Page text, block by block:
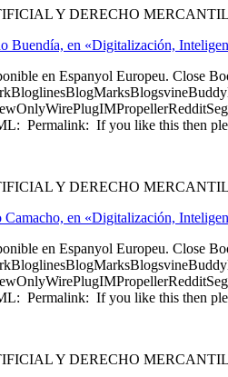
Y DERECHO MERCANTIL
Buendía, en «Digitalización,
en Espanyol Europeu. Close
Permalink: If you like this then
Y DERECHO MERCANTIL
en «Digitalización,
en Espanyol Europeu. Close
Permalink: If you like this then
Y DERECHO MERCANTIL